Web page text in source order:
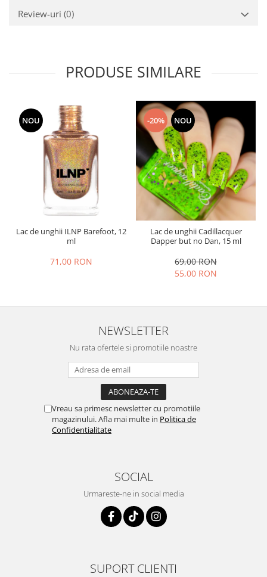
Review-uri (0)
PRODUSE SIMILARE
NOU
Lac de unghii ILNP Barefoot, 12
ml
71,00 RON
-20% NOU
Lac de unghii Cadillacquer
Dapper but no Dan, 15 ml
69,00 RON
55,00 RON
NEWSLETTER
Nu rata ofertele si promotiile noastre
Vreau sa primesc newsletter cu promotiile
magazinului. Afla mai multe in Politica de
Confidentialitate
SOCIAL
Urmareste-ne in social media
SUPORT CLIENTI